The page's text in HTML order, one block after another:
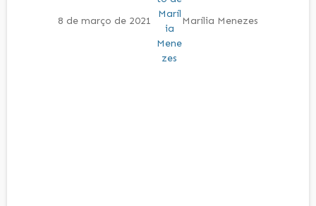
8 de março de 2021 Marília Menezes